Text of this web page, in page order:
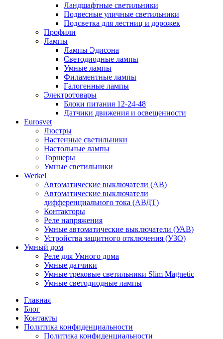
Ландшафтные светильники
Подвесные уличные светильники
Подсветка для лестниц и дорожек
Профили
Лампы
Лампы Эдисона
Светодиодные лампы
Умные лампы
Филаментные лампы
Галогенные лампы
Электротовары
Блоки питания 12-24-48
Датчики движения и освещенности
Eurosvet
Люстры
Настенные светильники
Настольные лампы
Торшеры
Умные светильники
Werkel
Автоматические выключатели (АВ)
Автоматические выключатели
дифференциального тока (АВДТ)
Контакторы
Реле напряжения
Умные автоматические выключатели (УАВ)
Устройства защитного отключения (УЗО)
Умный дом
Реле для Умного дома
Умные датчики
Умные трековые светильники Slim Magnetic
Умные светодиодные лампы
Главная
Блог
Контакты
Политика конфиденциальности
Политика конфиденциальности